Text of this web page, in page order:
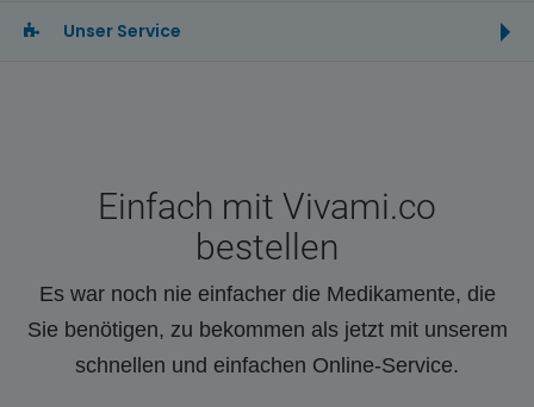
Unser Service
Einfach mit Vivami.co
bestellen
Es war noch nie einfacher die Medikamente, die
Sie benötigen, zu bekommen als jetzt mit unserem
schnellen und einfachen Online-Service.